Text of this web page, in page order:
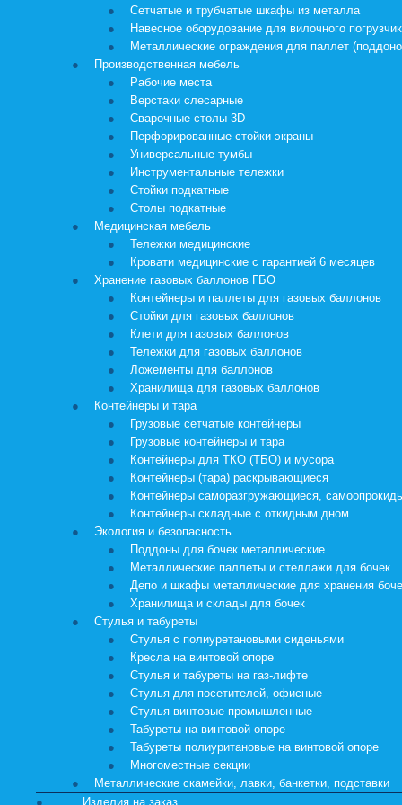
Сетчатые и трубчатые шкафы из металла
Навесное оборудование для вилочного
Металлические ограждения для паллет
Производственная мебель
Рабочие места
Верстаки слесарные
Сварочные столы 3D
Перфорированные стойки экраны
Универсальные тумбы
Инструментальные тележки
Стойки подкатные
Столы подкатные
Медицинская мебель
Тележки медицинские
Кровати медицинские с гарантией 6 месяцев
Хранение газовых баллонов ГБО
Контейнеры и паллеты для газовых баллонов
Стойки для газовых баллонов
Клети для газовых баллонов
Тележки для газовых баллонов
Ложементы для баллонов
Хранилища для газовых баллонов
Контейнеры и тара
Грузовые сетчатые контейнеры
Грузовые контейнеры и тара
Контейнеры для ТКО (ТБО) и мусора
Контейнеры (тара) раскрывающиеся
Контейнеры саморазгружающиеся,
Контейнеры складные с откидным дном
Экология и безопасность
Поддоны для бочек металлические
Металлические паллеты и стеллажи для бочек
Депо и шкафы металлические для хранения
Хранилища и склады для бочек
Стулья и табуреты
Стулья с полиуретановыми сиденьями
Кресла на винтовой опоре
Стулья и табуреты на газ-лифте
Стулья для посетителей, офисные
Стулья винтовые промышленные
Табуреты на винтовой опоре
Табуреты полиуритановые на винтовой опоре
Многоместные секции
Металлические скамейки, лавки, банкетки, подставки
Изделия на заказ